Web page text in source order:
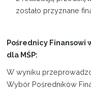
zostało przyznane
Pośrednicy Finansowi
dla MŚP:
W wyniku
Wybór Pośredników